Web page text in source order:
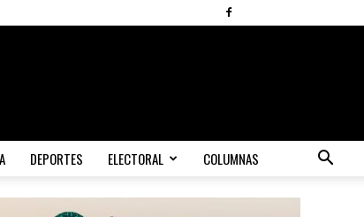
DEPORTES ELECTORAL COLUMNAS